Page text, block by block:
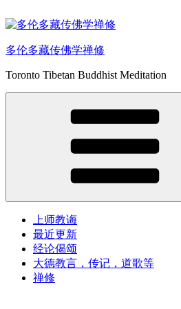
to
多伦多藏传佛学禅修
Toronto Tibetan Buddhist Meditation
上师教诲
最近更新
经论偈颂
大德教言，传记，道歌等
禅修